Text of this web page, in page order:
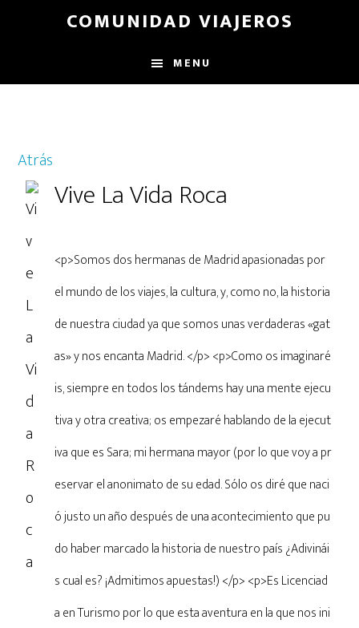
content
COMUNIDAD VIAJEROS
MENU
Atrás
Vive La Vida Roca
<p>Somos dos hermanas de Madrid apasionadas por
el mundo de los viajes, la cultura, y, como no, la historia
de nuestra ciudad ya que somos unas verdaderas «gat
as» y nos encanta Madrid. </p> <p>Como os imaginaré
is, siempre en todos los tándems hay una mente ejecu
tiva y otra creativa; os empezaré hablando de la ejecut
iva que es Sara; mi hermana mayor (por lo que voy a pr
eservar el anonimato de su edad. Sólo os diré que naci
ó justo un año después de una acontecimiento que pu
do haber marcado la historia de nuestro país ¿Adivinái
s cual es? ¡Admitimos apuestas!) </p> <p>Es Licenciad
a en Turismo por lo que esta aventura en la que nos ini